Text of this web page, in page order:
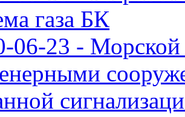
газа БК
06-23 -